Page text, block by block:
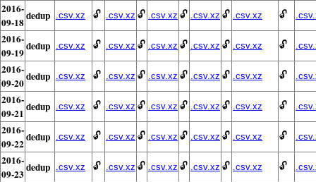
2016-
09-18dedup .csv.xz 🔓 .csv.xz 🔓 .csv.xz 🔓 .csv.xz 🔓 .csv.xz 🔓
2016-
09-19dedup .csv.xz 🔓 .csv.xz 🔓 .csv.xz 🔓 .csv.xz 🔓 .csv.xz 🔓
2016-
09-20dedup .csv.xz 🔓 .csv.xz 🔓 .csv.xz 🔓 .csv.xz 🔓 .csv.xz 🔓
2016-
09-21 dedup .csv.xz 🔓 .csv.xz 🔓 .csv.xz 🔓 .csv.xz 🔓 .csv.xz 🔓
2016-
09-22dedup .csv.xz 🔓 .csv.xz 🔓 .csv.xz 🔓 .csv.xz 🔓 .csv.xz 🔓
2016-
09-23dedup .csv.xz 🔓 .csv.xz 🔓 .csv.xz 🔓 .csv.xz 🔓 .csv.xz 🔓